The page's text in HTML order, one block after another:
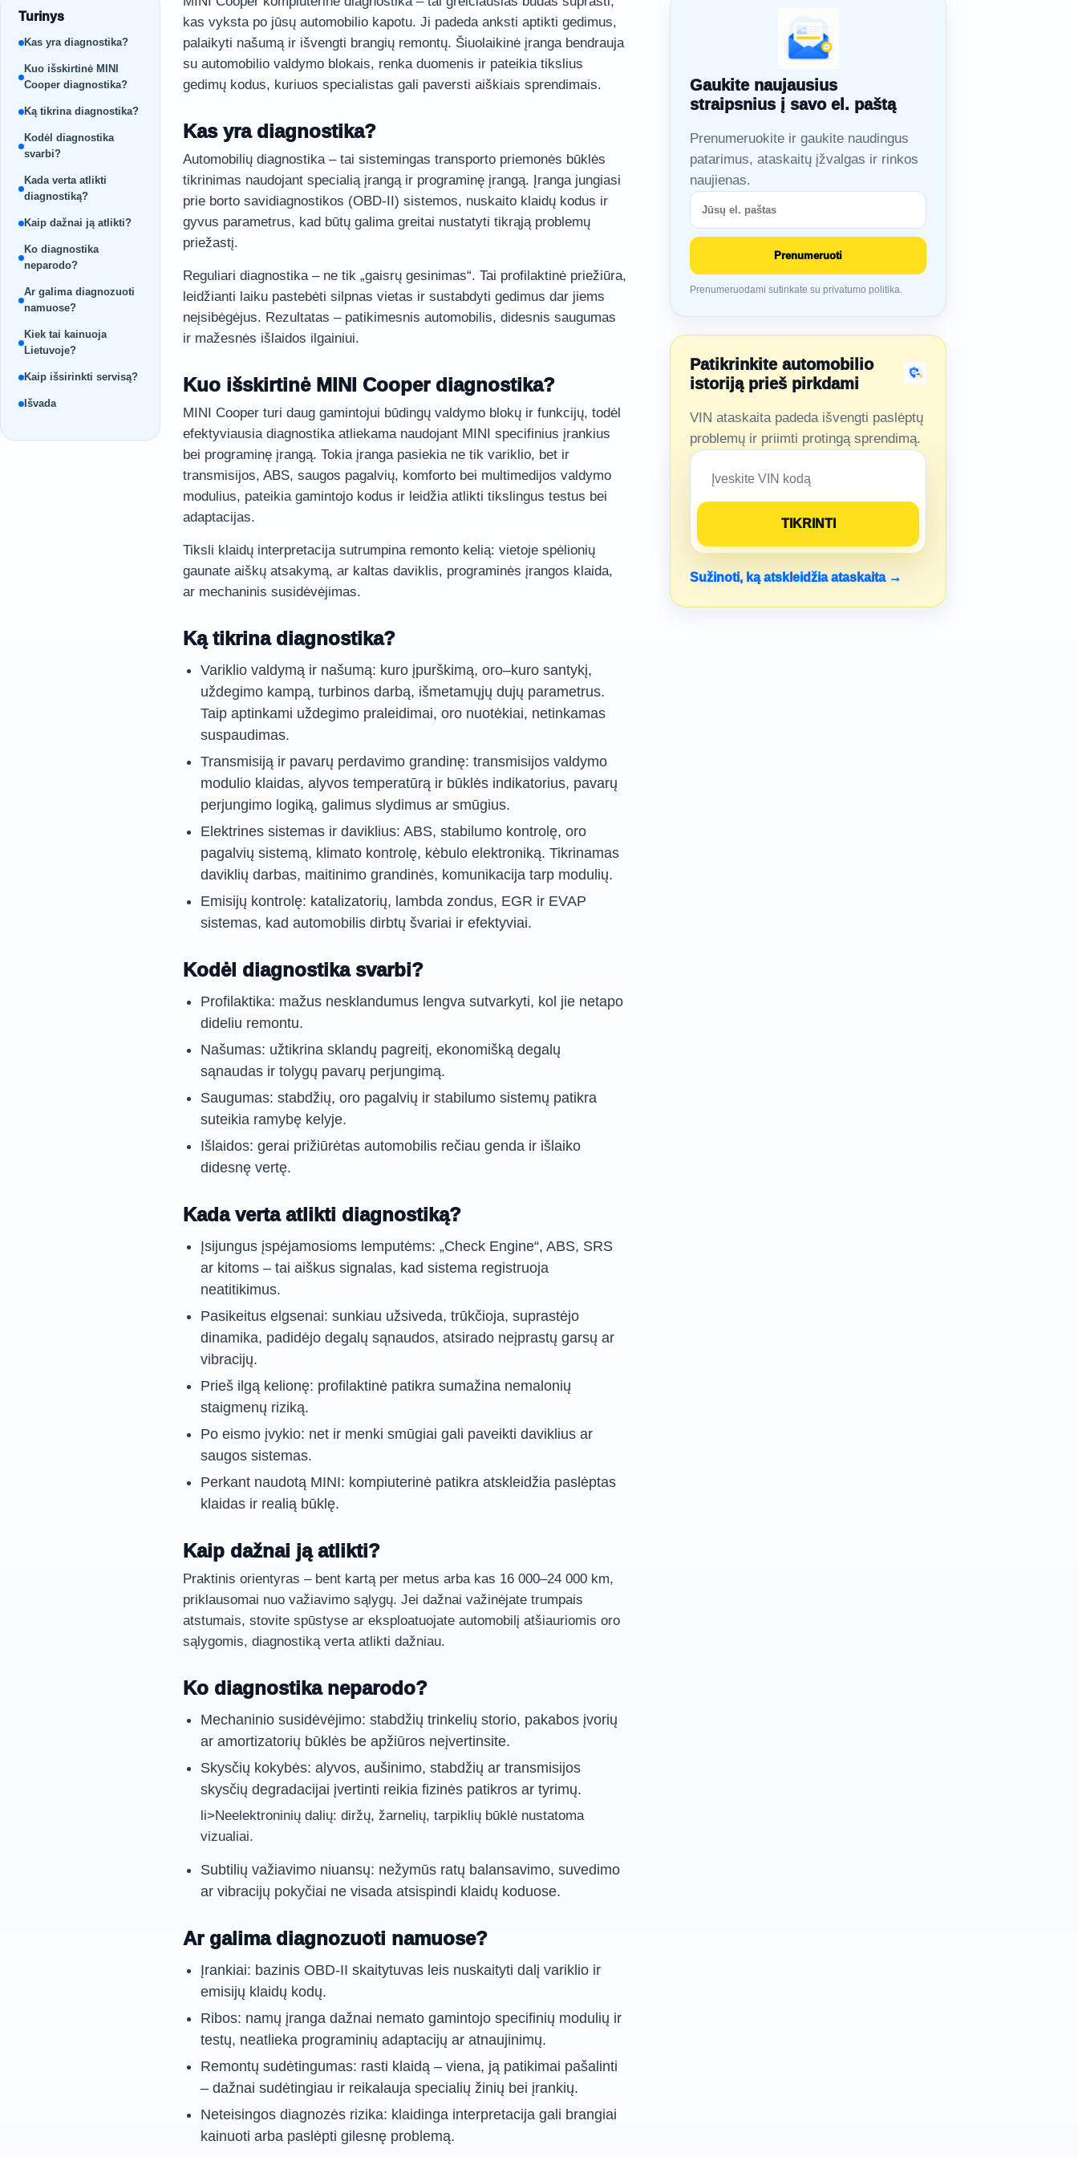
Turinys
Kas yra diagnostika?
Kuo išskirtinė MINI
Cooper diagnostika?
Ką tikrina diagnostika?
Kodėl diagnostika
svarbi?
Kada verta atlikti
diagnostiką?
Kaip dažnai ją atlikti?
Ko diagnostika
neparodo?
Ar galima diagnozuoti
namuose?
Kiek tai kainuoja
Lietuvoje?
Kaip išsirinkti servisą?
Išvada
kas vyksta po jūsų automobilio kapotu. Ji padeda anksti aptikti gedimus,
palaikyti našumą ir išvengti brangių remontų. Šiuolaikinė įranga bendrauja
su automobilio valdymo blokais, renka duomenis ir pateikia tikslius
gedimų kodus, kuriuos specialistas gali paversti aiškiais sprendimais.
Kas yra diagnostika?
Automobilių diagnostika – tai sistemingas transporto priemonės būklės
tikrinimas naudojant specialią įrangą ir programinę įrangą. Įranga jungiasi
prie borto savidiagnostikos (OBD-II) sistemos, nuskaito klaidų kodus ir
gyvus parametrus, kad būtų galima greitai nustatyti tikrąją problemų
priežastį.
Reguliari diagnostika – ne tik „gaisrų gesinimas“. Tai profilaktinė priežiūra,
leidžianti laiku pastebėti silpnas vietas ir sustabdyti gedimus dar jiems
neįsibėgėjus. Rezultatas – patikimesnis automobilis, didesnis saugumas
ir mažesnės išlaidos ilgainiui.
Kuo išskirtinė MINI Cooper diagnostika?
MINI Cooper turi daug gamintojui būdingų valdymo blokų ir funkcijų, todėl
efektyviausia diagnostika atliekama naudojant MINI specifinius įrankius
bei programinę įrangą. Tokia įranga pasiekia ne tik variklio, bet ir
transmisijos, ABS, saugos pagalvių, komforto bei multimedijos valdymo
modulius, pateikia gamintojo kodus ir leidžia atlikti tikslingus testus bei
adaptacijas.
Tiksli klaidų interpretacija sutrumpina remonto kelią: vietoje spėlionių
gaunate aiškų atsakymą, ar kaltas daviklis, programinės įrangos klaida,
ar mechaninis susidėvėjimas.
Ką tikrina diagnostika?
Variklio valdymą ir našumą: kuro įpurškimą, oro–kuro santykį,
uždegimo kampą, turbinos darbą, išmetamųjų dujų parametrus.
Taip aptinkami uždegimo praleidimai, oro nuotėkiai, netinkamas
suspaudimas.
Transmisiją ir pavarų perdavimo grandinę: transmisijos valdymo
modulio klaidas, alyvos temperatūrą ir būklės indikatorius, pavarų
perjungimo logiką, galimus slydimus ar smūgius.
Elektrines sistemas ir daviklius: ABS, stabilumo kontrolę, oro
pagalvių sistemą, klimato kontrolę, kėbulo elektroniką. Tikrinamas
daviklių darbas, maitinimo grandinės, komunikacija tarp modulių.
Emisijų kontrolę: katalizatorių, lambda zondus, EGR ir EVAP
sistemas, kad automobilis dirbtų švariai ir efektyviai.
Kodėl diagnostika svarbi?
Profilaktika: mažus nesklandumus lengva sutvarkyti, kol jie netapo
dideliu remontu.
Našumas: užtikrina sklandų pagreitį, ekonomišką degalų
sąnaudas ir tolygų pavarų perjungimą.
Saugumas: stabdžių, oro pagalvių ir stabilumo sistemų patikra
suteikia ramybę kelyje.
Išlaidos: gerai prižiūrėtas automobilis rečiau genda ir išlaiko
didesnę vertę.
Kada verta atlikti diagnostiką?
Įsijungus įspėjamosioms lemputėms: „Check Engine“, ABS, SRS
ar kitoms – tai aiškus signalas, kad sistema registruoja
neatitikimus.
Pasikeitus elgsenai: sunkiau užsiveda, trūkčioja, suprastėjo
dinamika, padidėjo degalų sąnaudos, atsirado neįprastų garsų ar
vibracijų.
Prieš ilgą kelionę: profilaktinė patikra sumažina nemalonių
staigmenų riziką.
Po eismo įvykio: net ir menki smūgiai gali paveikti daviklius ar
saugos sistemas.
Perkant naudotą MINI: kompiuterinė patikra atskleidžia paslėptas
klaidas ir realią būklę.
Kaip dažnai ją atlikti?
Praktinis orientyras – bent kartą per metus arba kas 16 000–24 000 km,
priklausomai nuo važiavimo sąlygų. Jei dažnai važinėjate trumpais
atstumais, stovite spūstyse ar eksploatuojate automobilį atšiauriomis oro
sąlygomis, diagnostiką verta atlikti dažniau.
Ko diagnostika neparodo?
Mechaninio susidėvėjimo: stabdžių trinkelių storio, pakabos įvorių
ar amortizatorių būklės be apžiūros neįvertinsite.
Skysčių kokybės: alyvos, aušinimo, stabdžių ar transmisijos
skysčių degradacijai įvertinti reikia fizinės patikros ar tyrimų.
li>Neelektroninių dalių: diržų, žarnelių, tarpiklių būklė nustatoma
vizualiai.
Subtilių važiavimo niuansų: nežymūs ratų balansavimo, suvedimo
ar vibracijų pokyčiai ne visada atsispindi klaidų koduose.
Ar galima diagnozuoti namuose?
Įrankiai: bazinis OBD-II skaitytuvas leis nuskaityti dalį variklio ir
emisijų klaidų kodų.
Ribos: namų įranga dažnai nemato gamintojo specifinių modulių ir
testų, neatlieka programinių adaptacijų ar atnaujinimų.
Remontų sudėtingumas: rasti klaidą – viena, ją patikimai pašalinti
– dažnai sudėtingiau ir reikalauja specialių žinių bei įrankių.
Neteisingos diagnozės rizika: klaidinga interpretacija gali brangiai
kainuoti arba paslėpti gilesnę problemą.
Gaukite naujausius
straipsnius į savo el. paštą
Prenumeruokite ir gaukite naudingus
patarimus, ataskaitų įžvalgas ir rinkos
naujienas.
Prenumeruoti
Prenumeruodami sutinkate su privatumo politika.
Patikrinkite automobilio
istoriją prieš pirkdami
VIN ataskaita padeda išvengti paslėptų
problemų ir priimti protingą sprendimą.
Sužinoti, ką atskleidžia ataskaita →